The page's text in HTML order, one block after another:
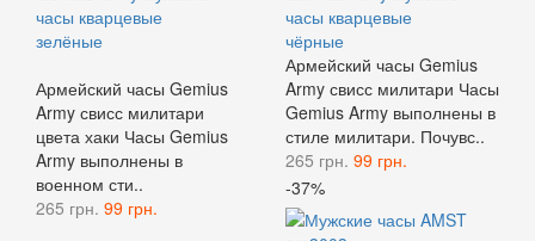
часы кварцевые
зелёные
Армейский часы Gemius
Army свисс милитари
цвета хаки Часы Gemius
Army выполнены в
военном сти..
265 грн. 99 грн.
часы кварцевые
чёрные
Армейский часы Gemius
Army свисс милитари Часы
Gemius Army выполнены в
стиле милитари. Почувс..
265 грн. 99 грн.
-37%